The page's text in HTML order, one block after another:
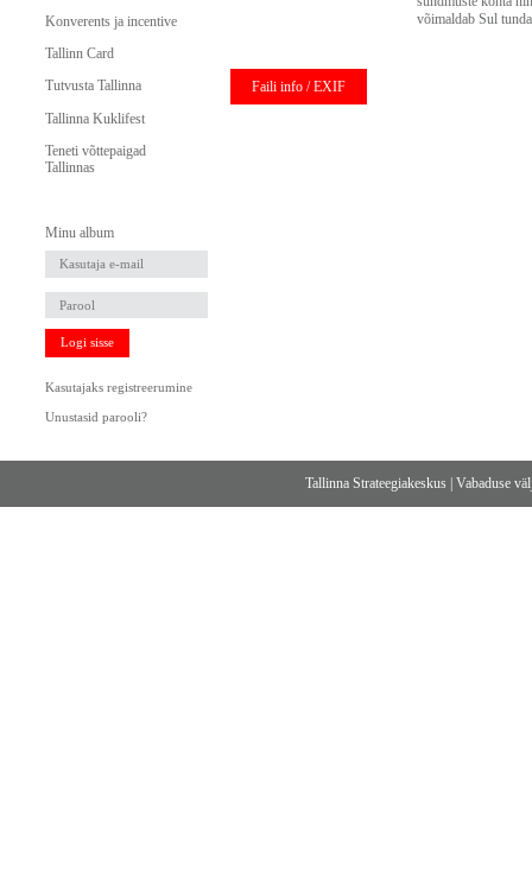
Konverents ja incentive
Tallinn Card
Tutvusta Tallinna
Tallinna Kuklifest
Teneti võttepaigad
Tallinnas
Minu album
Logi sisse
Kasutajaks registreerumine
Unustasid parooli?
võimaldab Sul
Faili info / EXIF
Tallinna Strateegiakeskus |Vabaduse